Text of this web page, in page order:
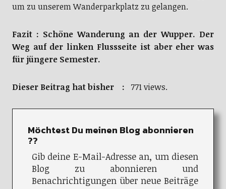
um zu unserem Wanderparkplatz zu gelangen.
Fazit : Schöne Wanderung an der Wupper. Der
Weg auf der linken Flussseite ist aber eher was
für jüngere Semester.
Dieser Beitrag hat bisher : 771 views.
Möchtest Du meinen Blog abonnieren
??
Gib deine E-Mail-Adresse an, um diesen
Blog zu abonnieren und
Benachrichtigungen über neue Beiträge